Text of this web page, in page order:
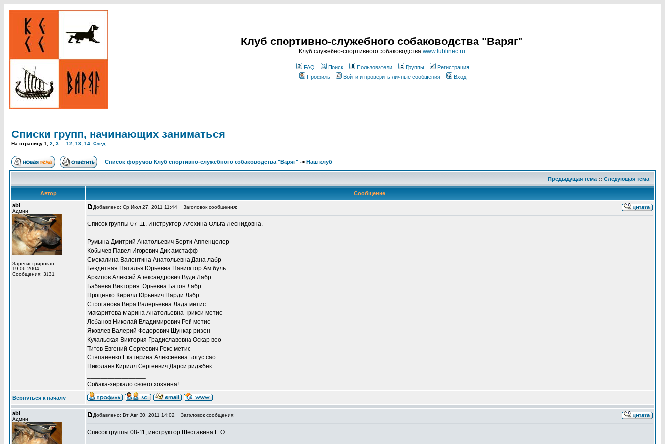
Клуб спортивно-служебного собаководства "Варяг"
Клуб служебно-спортивного собаководства www.lublinec.ru
FAQ Поиск Пользователи Группы
Регистрация
Профиль
Войти и проверить личные сообщения Вход
Списки групп, начинающих заниматься
На страницу 1 2 3 12 13 14 След.
Список форумов Клуб спортивно-служебного собаководства "Варяг" -> Наш клуб
Предыдущая тема :: Следующая тема
Автор
Сообщение
abl
Админ
Зарегистрирован:
19.06.2004
Сообщения: 3131
Добавлено: Ср Июл 27, 2011 11:44 Заголовок сообщения:
Список группы 07-11. Инструктор-Алехина Ольга Леонидовна.
Румына Дмитрий Анатольевич Берти Аппенцелер
Кобычев Павел Игоревич Дик амстафф
Смекалина Валентина Анатольевна Дана лабр
Бездетная Наталья Юрьевна Навигатор Ам.буль.
Архипов Алексей Александрович Вуди Лабр.
Бабаева Виктория Юрьевна Батон Лабр.
Проценко Кирилл Юрьевич Нарди Лабр.
Строганова Вера Валерьевна Лада метис
Макаритева Марина Анатольевна Трикси метис
Лобанов Николай Владимирович Рей метис
Яковлев Валерий Федорович Шункар ризен
Кучальская Виктория Градиславовна Оскар вео
Титов Евгений Сергеевич Рекс метис
Степаненко Екатерина Алексеевна Богус сао
Николаев Кирилл Сергеевич Дарси риджбек
Собака-зеркало своего хозяина!
Вернуться к началу
abl
Админ
Добавлено: Вт Авг 30, 2011 14:02 Заголовок сообщения:
Список группы 08-11, инструктор Шеставина Е.О.